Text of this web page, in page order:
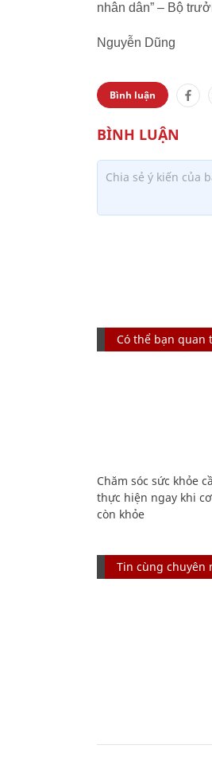
nhân dân” – Bộ
Nguyễn Dũng
Bình luận
Có thể bạn quan
Chăm sóc sức khỏe
thực hiện ngay khi
còn khỏe
Tin cùng chuyên